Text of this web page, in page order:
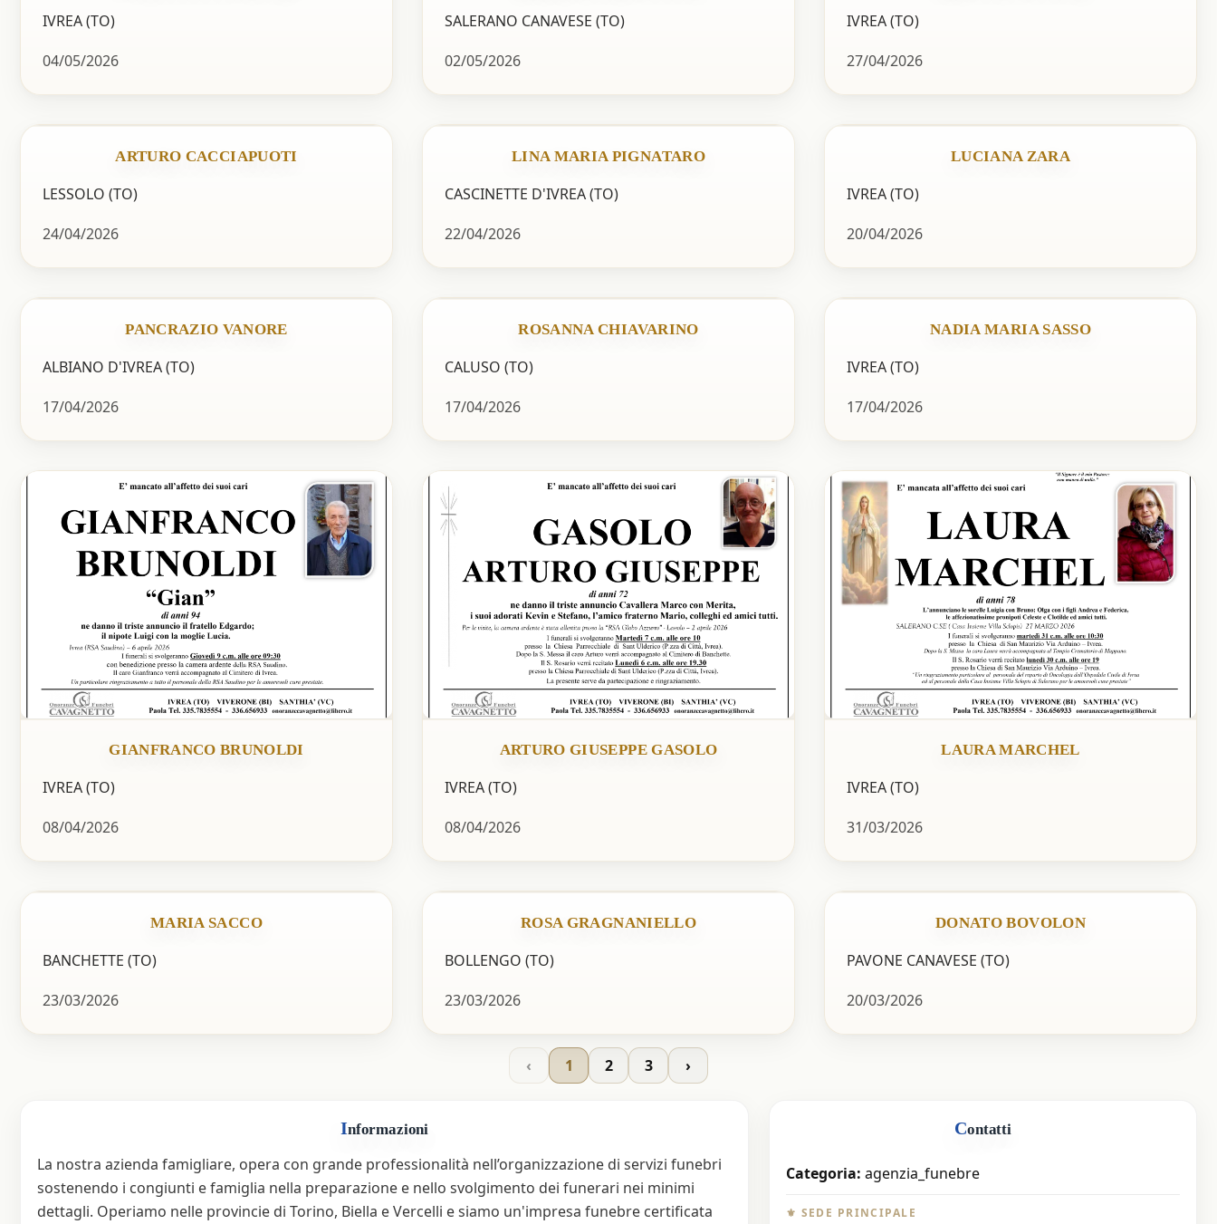
IVREA (TO)
04/05/2026
SALERANO CANAVESE (TO)
02/05/2026
IVREA (TO)
27/04/2026
ARTURO CACCIAPUOTI
LESSOLO (TO)
24/04/2026
LINA MARIA PIGNATARO
CASCINETTE D'IVREA (TO)
22/04/2026
LUCIANA ZARA
IVREA (TO)
20/04/2026
PANCRAZIO VANORE
ALBIANO D'IVREA (TO)
17/04/2026
ROSANNA CHIAVARINO
CALUSO (TO)
17/04/2026
NADIA MARIA SASSO
IVREA (TO)
17/04/2026
GIANFRANCO BRUNOLDI
IVREA (TO)
08/04/2026
ARTURO GIUSEPPE GASOLO
IVREA (TO)
08/04/2026
LAURA MARCHEL
IVREA (TO)
31/03/2026
MARIA SACCO
BANCHETTE (TO)
23/03/2026
ROSA GRAGNANIELLO
BOLLENGO (TO)
23/03/2026
DONATO BOVOLON
PAVONE CANAVESE (TO)
20/03/2026
‹ 1 2 3 ›
Informazioni
La nostra azienda famigliare, opera con grande professionalità nell’organizzazione di servizi funebri
sostenendo i congiunti e famiglia nella preparazione e nello svolgimento dei funerari nei minimi
dettagli. Operiamo nelle provincie di Torino, Biella e Vercelli e siamo un'impresa funebre certificata
Contatti
Categoria: agenzia_funebre
⚜️ SEDE PRINCIPALE